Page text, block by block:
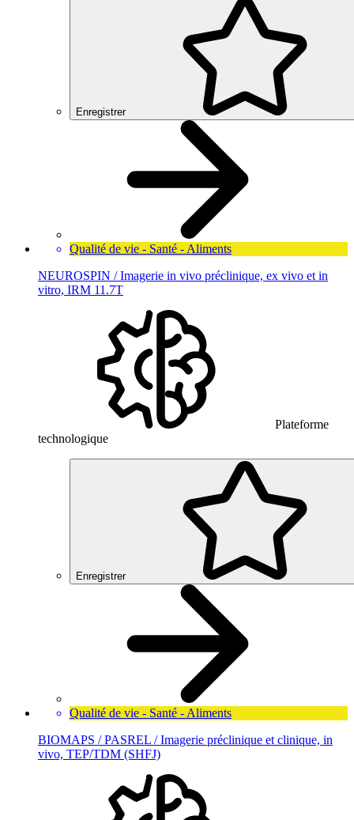
Enregistrer
Qualité de vie - Santé - Aliments
NEUROSPIN / Imagerie in vivo préclinique, ex vivo et in
vitro, IRM 11.7T
Plateforme
technologique
Enregistrer
Qualité de vie - Santé - Aliments
BIOMAPS / PASREL / Imagerie préclinique et clinique, in
vivo, TEP/TDM (SHFJ)